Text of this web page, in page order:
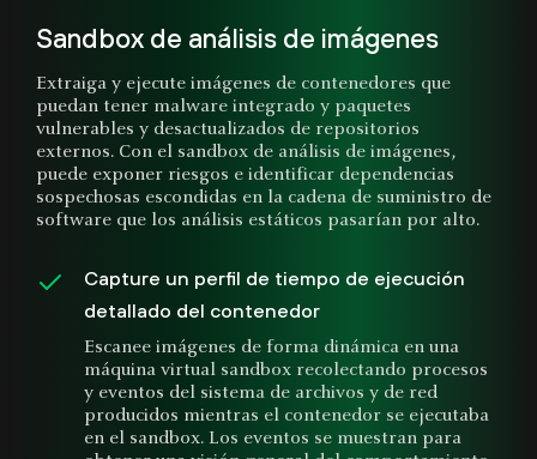
Sandbox de análisis de imágenes
Extraiga y ejecute imágenes de contenedores que
puedan tener malware integrado y paquetes
vulnerables y desactualizados de repositorios
externos. Con el sandbox de análisis de imágenes,
puede exponer riesgos e identificar dependencias
sospechosas escondidas en la cadena de suministro de
software que los análisis estáticos pasarían por alto.
Capture un perfil de tiempo de ejecución
detallado del contenedor
Escanee imágenes de forma dinámica en una
máquina virtual sandbox recolectando procesos
y eventos del sistema de archivos y de red
producidos mientras el contenedor se ejecutaba
en el sandbox. Los eventos se muestran para